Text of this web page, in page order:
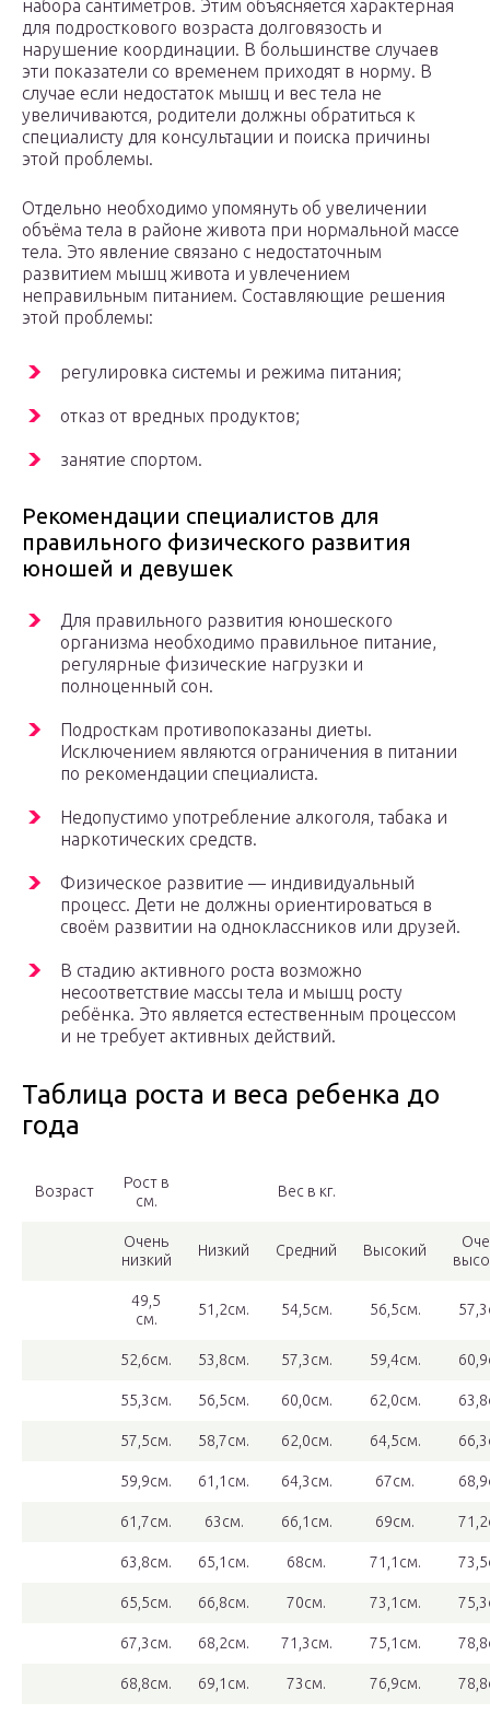
набора сантиметров. Этим объясняется характерная
для подросткового возраста долговязость и
нарушение координации. В большинстве случаев
эти показатели со временем приходят в норму. В
случае если недостаток мышц и вес тела не
увеличиваются, родители должны обратиться к
специалисту для консультации и поиска причины
этой проблемы.
Отдельно необходимо упомянуть об увеличении
объёма тела в районе живота при нормальной массе
тела. Это явление связано с недостаточным
развитием мышц живота и увлечением
неправильным питанием. Составляющие решения
этой проблемы:
регулировка системы и режима питания;
отказ от вредных продуктов;
занятие спортом.
​Рекомендации специалистов для
правильного физического развития
юношей и девушек
Для правильного развития юношеского
организма необходимо правильное питание,
регулярные физические нагрузки и
полноценный сон.
Подросткам противопоказаны диеты.
Исключением являются ограничения в питании
по рекомендации специалиста.
Недопустимо употребление алкоголя, табака и
наркотических средств.
Физическое развитие — индивидуальный
процесс. Дети не должны ориентироваться в
своём развитии на одноклассников или друзей.
В стадию активного роста возможно
несоответствие массы тела и мышц росту
ребёнка. Это является естественным процессом
и не требует активных действий.
Таблица роста и веса ребенка до
года
Возраст
Рост в
см.
Вес в кг.
Очень
низкий
Низкий Средний Высокий
49,5
см.
51,2см. 54,5см. 56,5см.
52,6см. 53,8см. 57,3см. 59,4см.
55,3см. 56,5см. 60,0см. 62,0см.
57,5см. 58,7см. 62,0см. 64,5см.
59,9см. 61,1см. 64,3см. 67см.
61,7см. 63см. 66,1см. 69см.
63,8см. 65,1см. 68см. 71,1см.
65,5см. 66,8см. 70см. 73,1см.
67,3см. 68,2см. 71,3см. 75,1см.
68,8см. 69,1см. 73см. 76,9см.